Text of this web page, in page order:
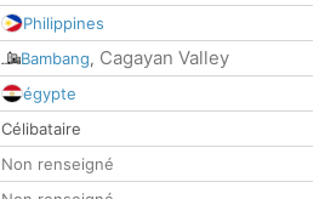
Philippines
Bambang, Cagayan Valley
égypte
Célibataire
Non renseigné